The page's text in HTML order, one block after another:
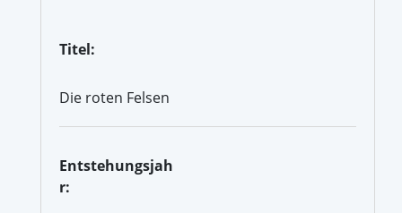
Titel:
Die roten Felsen
Entstehungsjah
r: